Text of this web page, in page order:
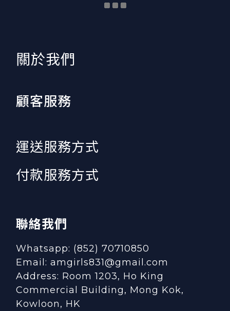
​關於我們
顧客服務
運送服務方式
付款服務方式
聯絡我們
Whatsapp: (852) 70710850
Email: amgirls831@gmail.com
Address: Room 1203, Ho King
Commercial Building, Mong Kok,
Kowloon, HK